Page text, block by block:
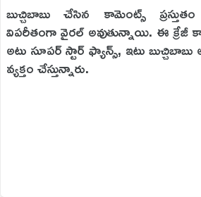
బుచ్చిబాబు చేసిన కామెంట్స్
విపరీతంగా వైరల్ అవుతున్నాయి. ఈ క్రేజీ
అటు సూపర్ స్టార్ ఫ్యాన్స్, ఇటు
వ్యక్తం చేస్తున్నారు.